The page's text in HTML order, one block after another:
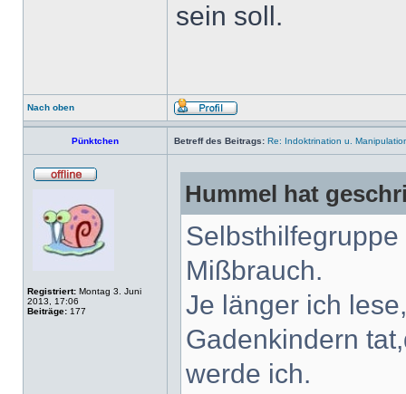
sein soll.
Nach oben
Pünktchen Betreff des Beitrags: Re: Indoktrination u.
Registriert: Montag 3. Juni
2013, 17:06
Beiträge: 177
Hummel hat
Mißbrauch.
Je länger ich
Gadenkindern
werde ich.